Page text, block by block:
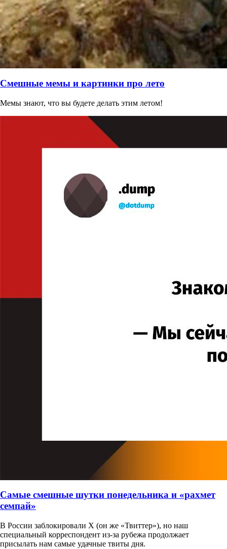
Смешные мемы и картинки про лето
Мемы знают, что вы будете делать этим летом!
Самые смешные шутки понедельника и «рахмет
семпай»
В России заблокировали X (он же «Твиттер»), но наш
специальный корреспондент из-за рубежа продолжает
присылать нам самые удачные твиты дня.